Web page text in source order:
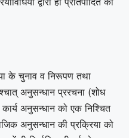
के चुनाव व निरूपण तथा
अनुसन्धान प्ररचना (शोध
अनुसन्धान को एक निश्चित
अनुसन्धान की प्रक्रिया को